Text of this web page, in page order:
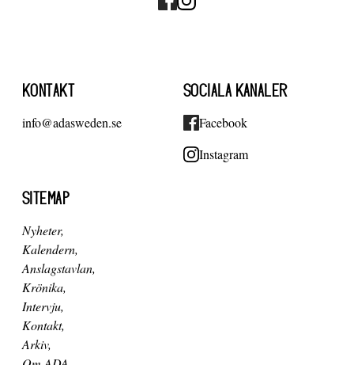
KONTAKT
info@adasweden.se
SOCIALA KANALER
Facebook
Instagram
SITEMAP
Nyheter
Kalendern
Anslagstavlan
Krönika
Intervju
Kontakt
Arkiv